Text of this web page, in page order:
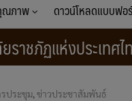
ณภาพ ดาวน์โหลดแบบฟอ
าชภัฏแห่งประเทศไ
ประชุม, ข่าวประชาสัมพันธ์